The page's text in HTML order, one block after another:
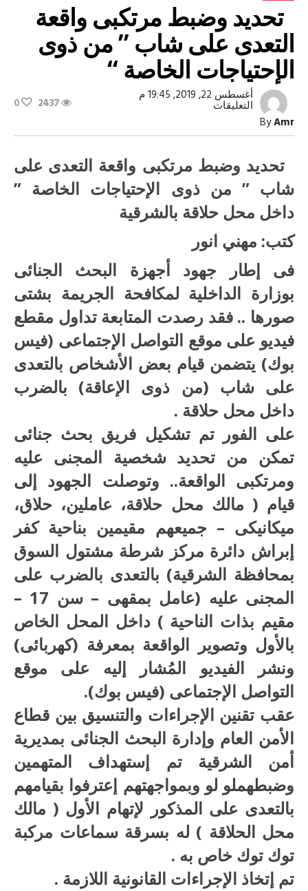
تحديد وضبط مرتكبى واقعة
التعدى على شاب ” من ذوى
الإحتياجات الخاصة “
ByAmr
أغسطس 22, 2019, 19:45 م
التعليقاتعلى
وضبط
واقعة
التعدى
شاب
من
الإحتياجات
الخاصة
مغلقة
2437
0
تحديد وضبط مرتكبى واقعة التعدى على
شاب ” من ذوى الإحتياجات الخاصة ”
داخل محل حلاقة بالشرقية
كتب: مهني انور
فى إطار جهود أجهزة البحث الجنائى
بوزارة الداخلية لمكافحة الجريمة بشتى
صورها .. فقد رصدت المتابعة تداول مقطع
فيديو على موقع التواصل الإجتماعى (فيس
بوك) يتضمن قيام بعض الأشخاص بالتعدى
على شاب (من ذوى الإعاقة) بالضرب
داخل محل حلاقة .
على الفور تم تشكيل فريق بحث جنائى
تمكن من تحديد شخصية المجنى عليه
ومرتكبى الواقعة.. وتوصلت الجهود إلى
قيام ( مالك محل حلاقة، عاملين، حلاق،
ميكانيكى – جميعهم مقيمين بناحية كفر
إبراش دائرة مركز شرطة مشتول السوق
بمحافظة الشرقية) بالتعدى بالضرب على
المجنى عليه (عامل بمقهى – سن 17 –
مقيم بذات الناحية ) داخل المحل الخاص
بالأول وتصوير الواقعة بمعرفة (كهربائى)
ونشر الفيديو المُشار إليه على موقع
التواصل الإجتماعى (فيس بوك).
عقب تقنين الإجراءات والتنسيق بين قطاع
الأمن العام وإدارة البحث الجنائى بمديرية
أمن الشرقية تم إستهداف المتهمين
وضبطهملو لو وبمواجهتهم إعترفوا بقيامهم
بالتعدى على المذكور لإتهام الأول ( مالك
محل الحلاقة ) له بسرقة سماعات مركبة
توك توك خاص به .
تم إتخاذ الإجراءات القانونية اللازمة .